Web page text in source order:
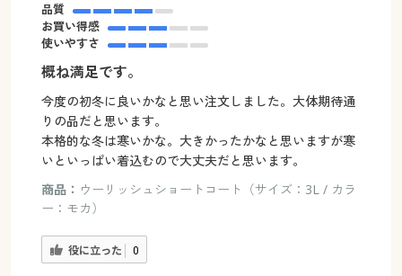
品質
お買い得感
使いやすさ
概ね満足です。
今度の初冬に良いかなと思い注文しました。大体期待通
りの品だと思います。
本格的な冬は寒いかな。大きかったかなと思いますが寒
いといっぱい着込むので大丈夫だと思います。
商品： ウーリッシュショートコート（サイズ：3L / カラ
ー：モカ）
役に立った 0